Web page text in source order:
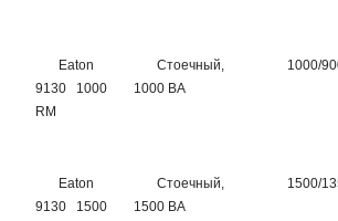
Eaton
9130 1000
RM
Стоечный,
1000 ВА
1000/
Eaton
9130 1500
Стоечный,
1500 ВА
1500/